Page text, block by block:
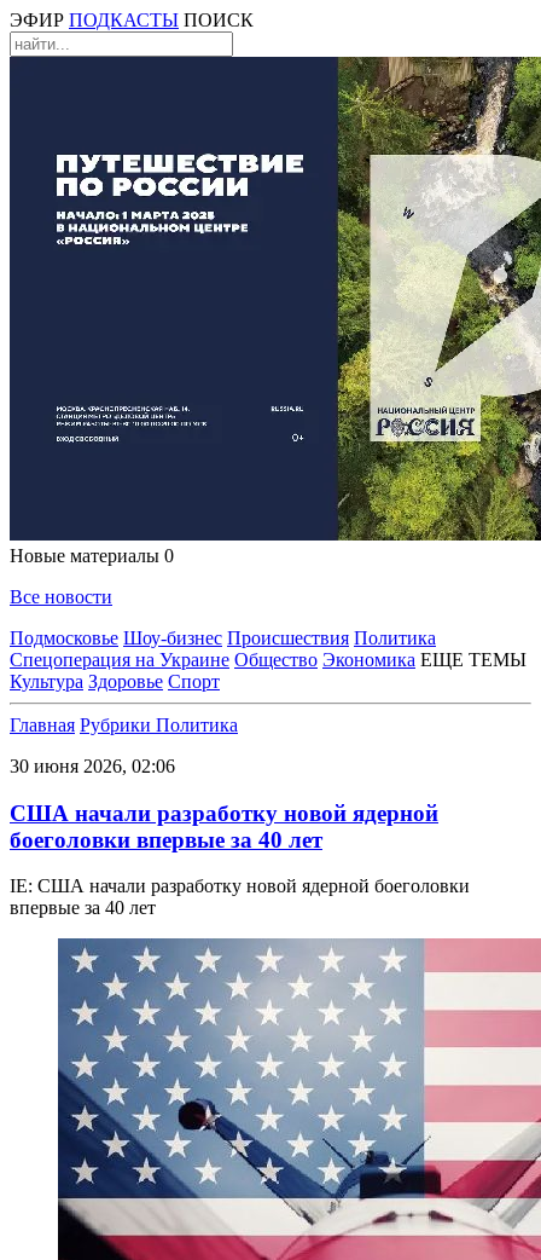
ЭФИР ПОДКАСТЫ ПОИСК
Новые материалы 0
Все новости
Подмосковье Шоу-бизнес Происшествия Политика
Спецоперация на Украине Общество Экономика ЕЩЕ ТЕМЫ
Культура Здоровье Спорт
Главная Рубрики Политика
30 июня 2026, 02:06
США начали разработку новой ядерной
боеголовки впервые за 40 лет
IE: США начали разработку новой ядерной боеголовки
впервые за 40 лет